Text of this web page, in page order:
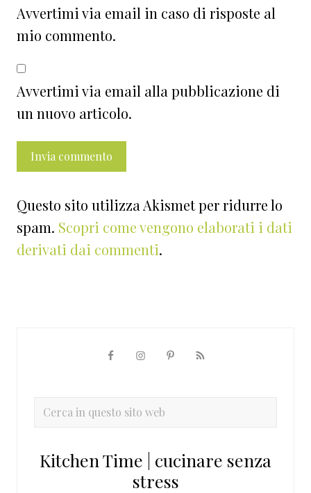
Avvertimi via email in caso di risposte al
mio commento.
Avvertimi via email alla pubblicazione di
un nuovo articolo.
Questo sito utilizza Akismet per ridurre lo
spam. Scopri come vengono elaborati i dati
derivati dai commenti.
primaria
Cerca
sito
Kitchen Time | cucinare senza
stress